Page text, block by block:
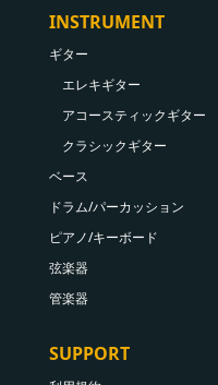
INSTRUMENT
ギター
エレキギター
アコースティックギター
クラシックギター
ベース
ドラム/パーカッション
ピアノ/キーボード
弦楽器
管楽器
SUPPORT